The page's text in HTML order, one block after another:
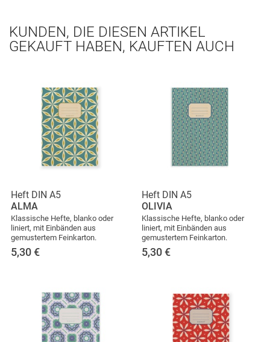
KUNDEN, DIE DIESEN ARTIKEL
GEKAUFT HABEN, KAUFTEN AUCH
Heft DIN A5
ALMA
Klassische Hefte, blanko oder
liniert, mit Einbänden aus
gemustertem Feinkarton.
5,30 €
Heft DIN A5
OLIVIA
Klassische Hefte, blanko oder
liniert, mit Einbänden aus
gemustertem Feinkarton.
5,30 €